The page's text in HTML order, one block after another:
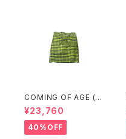
COMING OF AGE (カ
ミングオブエイジ) DRA
WSTRING MIDI SKIR
T（GINGHAM LIME/B
LACK）
¥23,760
40%OFF